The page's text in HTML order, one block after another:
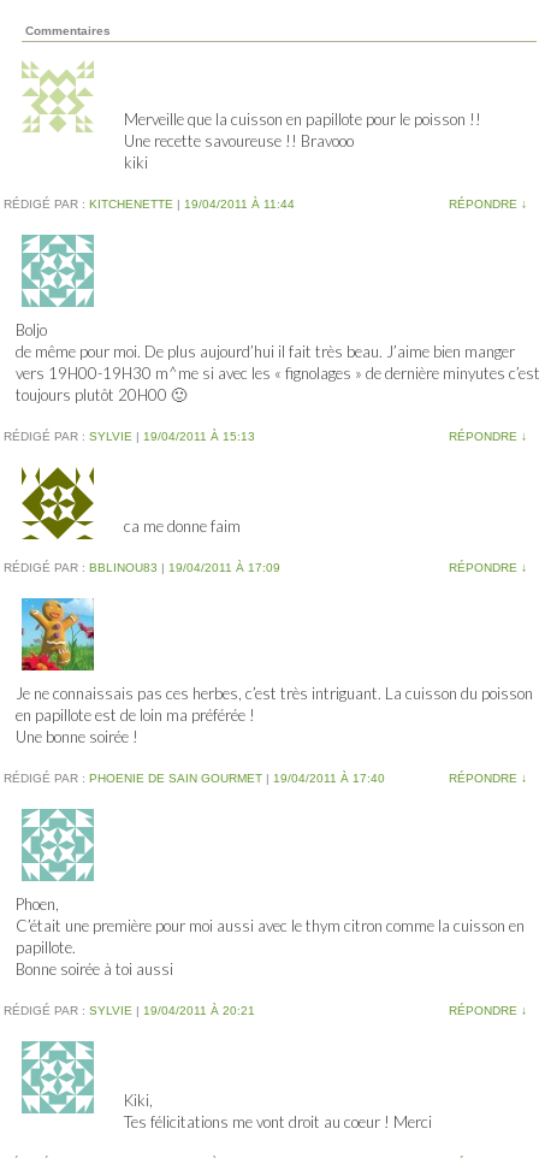
Commentaires
Merveille que la cuisson en papillote pour le poisson !!
Une recette savoureuse !! Bravooo
kiki
RÉDIGÉ PAR : KITCHENETTE | 19/04/2011 À 11:44 RÉPONDRE ↓
Boljo
de même pour moi. De plus aujourd’hui il fait très beau. J’aime bien manger
vers 19H00-19H30 m^me si avec les « fignolages » de dernière minyutes c’est
toujours plutôt 20H00 🙂
RÉDIGÉ PAR : SYLVIE | 19/04/2011 À 15:13 RÉPONDRE ↓
ca me donne faim
RÉDIGÉ PAR : BBLINOU83 | 19/04/2011 À 17:09 RÉPONDRE ↓
Je ne connaissais pas ces herbes, c’est très intriguant. La cuisson du poisson
en papillote est de loin ma préférée !
Une bonne soirée !
RÉDIGÉ PAR : PHOENIE DE SAIN GOURMET | 19/04/2011 À 17:40 RÉPONDRE ↓
Phoen,
C’était une première pour moi aussi avec le thym citron comme la cuisson en
papillote.
Bonne soirée à toi aussi
RÉDIGÉ PAR : SYLVIE | 19/04/2011 À 20:21 RÉPONDRE ↓
Kiki,
Tes félicitations me vont droit au coeur ! Merci